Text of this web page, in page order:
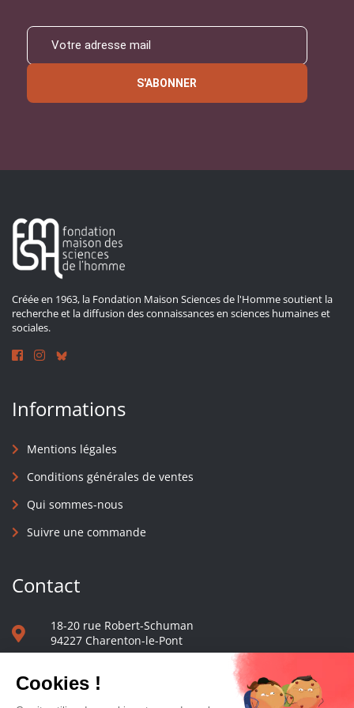
S'ABONNER
Créée en 1963, la Fondation Maison Sciences de l'Homme soutient la
recherche et la diffusion des connaissances en sciences humaines et
sociales.
Informations
Mentions légales
Conditions générales de ventes
Qui sommes-nous
Suivre une commande
Contact
18-20 rue Robert-Schuman
94227 Charenton-le-Pont